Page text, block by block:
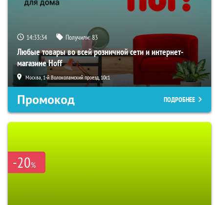
14:33:33 Получили:83
Любые товары во всей розничной сети и интернет-
магазине Hoff
Москва, 1-й Волоколамский проезд, 10с1
Промокод ПОДРОБНЕЕ
-20%